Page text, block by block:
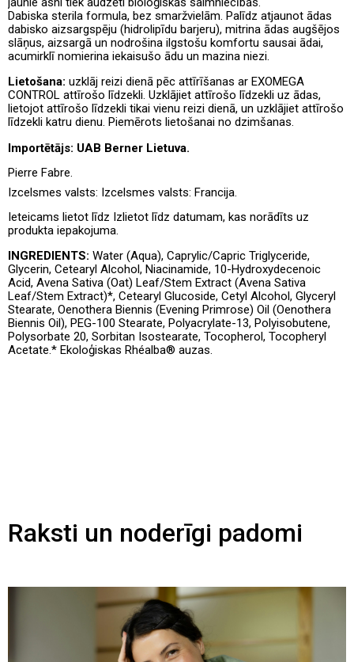
Dabiska sterila formula, bez smaržvielām. Palīdz atjaunot ādas
dabisko aizsargspēju (hidrolipīdu barjeru), mitrina ādas augšējos
slāņus, aizsargā un nodrošina ilgstošu komfortu sausai ādai,
acumirklī nomierina iekaisušo ādu un mazina niezi.
Lietošana: uzklāj reizi dienā pēc attīrīšanas ar EXOMEGA
CONTROL attīrošo līdzekli. Uzklājiet attīrošo līdzekli uz ādas,
lietojot attīrošo līdzekli tikai vienu reizi dienā, un uzklājiet attīrošo
līdzekli katru dienu. Piemērots lietošanai no dzimšanas.
Importētājs: UAB Berner Lietuva.
Pierre Fabre.
Izcelsmes valsts: Izcelsmes valsts: Francija.
Ieteicams lietot līdz Izlietot līdz datumam, kas norādīts uz
produkta iepakojuma.
INGREDIENTS: Water (Aqua), Caprylic/Capric Triglyceride,
Glycerin, Cetearyl Alcohol, Niacinamide, 10-Hydroxydecenoic
Acid, Avena Sativa (Oat) Leaf/Stem Extract (Avena Sativa
Leaf/Stem Extract)*, Cetearyl Glucoside, Cetyl Alcohol, Glyceryl
Stearate, Oenothera Biennis (Evening Primrose) Oil (Oenothera
Biennis Oil), PEG-100 Stearate, Polyacrylate-13, Polyisobutene,
Polysorbate 20, Sorbitan Isostearate, Tocopherol, Tocopheryl
Acetate.* Ekoloģiskas Rhéalba® auzas.
Raksti un noderīgi padomi